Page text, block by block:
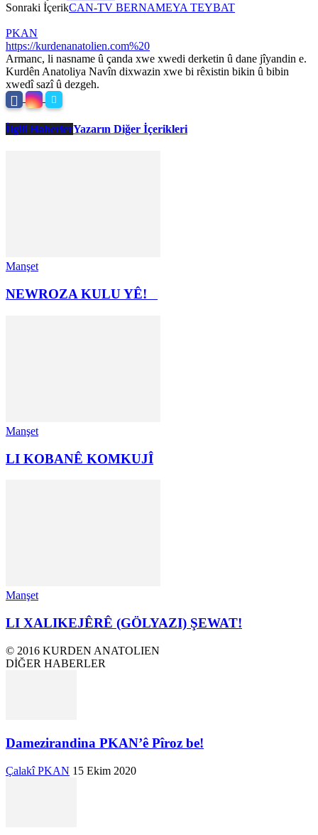
Sonraki İçerikCAN-TV BERNAMEYA TEYBAT
PKAN
https://kurdenanatolien.com%20
Armanc, li nasname û çanda xwe xwedi derketin û dane jîyandin e.
Kurdên Anatoliya Navîn dixwazin xwe bi rêxistin bikin û bibin
xwedî sazî û dezgeh.
İlgili HaberlerYazarın Diğer İçerikleri
Manşet
NEWROZA KULU YÊ!
Manşet
LI KOBANÊ KOMKUJÎ
Manşet
LI XALIKEJÊRÊ (GÖLYAZI) ŞEWAT!
© 2016 KURDEN ANATOLIEN
DİĞER HABERLER
Damezirandina PKAN’ê Pîroz be!
Çalakî PKAN 15 Ekim 2020